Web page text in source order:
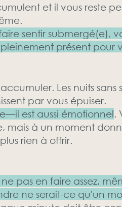
et il vous reste
sentir submergé(e),
présent pour
Les nuits sans
par vous épuiser.
est aussi émotionnel.
mais à un moment
rien à offrir.
pas en faire assez,
ne serait-ce qu'un